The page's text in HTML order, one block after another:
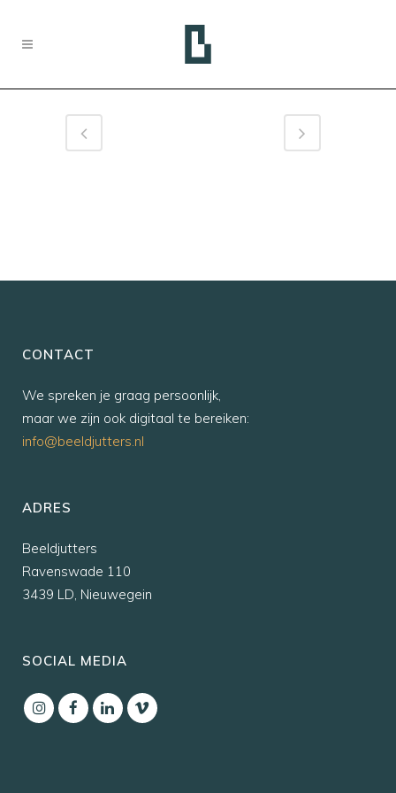
CONTACT
We spreken je graag persoonlijk,
maar we zijn ook digitaal te bereiken:
info@beeldjutters.nl
ADRES
Beeldjutters
Ravenswade 110
3439 LD, Nieuwegein
SOCIAL MEDIA